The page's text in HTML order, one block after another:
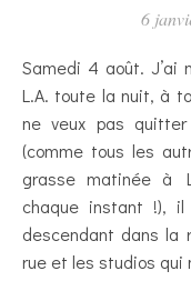
6
Samedi 4 août. J’ai mal dormi, j’ai pensé à Michael et à
L.A. toute la nuit, à
ne veux pas
(comme tous les
grasse matinée à
chaque instant !),
descendant dans la
rue et les studios qui